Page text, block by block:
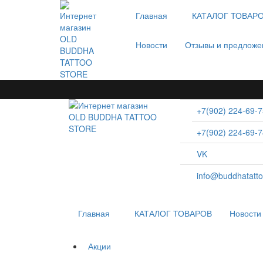
Главная КАТАЛОГ
Новости Отзывы и
+7(902) 224-69-
+7(902) 224-69-
VK
Главная КАТАЛОГ ТОВАРОВ Новости
Акции